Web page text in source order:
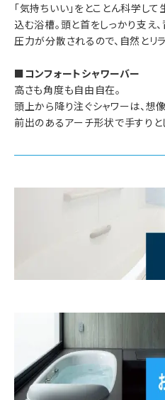
「気持ちいい」をとことん科学し
込む浴槽。頭と首をしっかり支え
圧力が分散されるので、自然とリ
■コンフォートシャワーバー
高さも角度も自由自在。
頭上から降り注ぐシャワーは、想
前出のあるアーチ形状で手すりと